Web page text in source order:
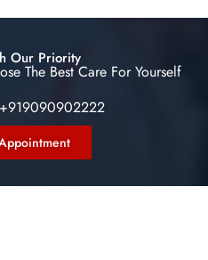
Our Priority
The Best Care For Yourself